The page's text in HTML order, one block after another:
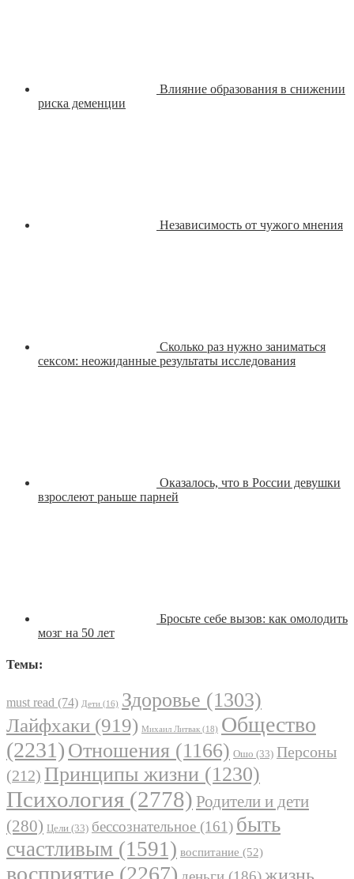
Влияние образования в снижении
риска деменции
Независимость от чужого мнения
Сколько раз нужно заниматься
сексом: неожиданные результаты исследования
Оказалось, что в России девушки
взрослеют раньше парней
Бросьте себе вызов: как омолодить
мозг на 50 лет
Темы:
must read (74) Дети (16) Здоровье (1303)
Лайфхаки (919) Михаил Литвак (18) Общество
(2231) Отношения (1166) Ошо (33) Персоны
(212) Принципы жизни (1230)
Психология (2778) Родители и дети
(280) Цели (33) бессознательное (161) быть
счастливым (1591) воспитание (52)
восприятие (2267) жизнь